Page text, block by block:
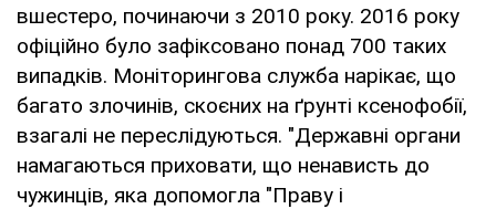
вшестеро, починаючи з 2010 року. 2016 року
офіційно було зафіксовано понад 700 таких
випадків. Моніторингова служба нарікає, що
багато злочинів, скоєних на ґрунті ксенофобії,
взагалі не переслідуються. "Державні органи
намагаються приховати, що ненависть до
чужинців, яка допомогла "Праву і